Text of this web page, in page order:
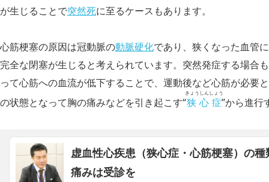
が生じることで突然死に至るケースもあります。
心筋梗塞の原因は冠動脈の動脈硬化であり、狭くなった血管
完全な閉塞が生じると考えられています。突然発症する場合
って心筋への血流が低下することで、運動後など心筋が必要
の状態となって胸の痛みなどを引き起こす“狭心症
きょうしんしょう
”から進行
虚血性心疾患（狭心症・心筋梗塞）の
痛みは受診を